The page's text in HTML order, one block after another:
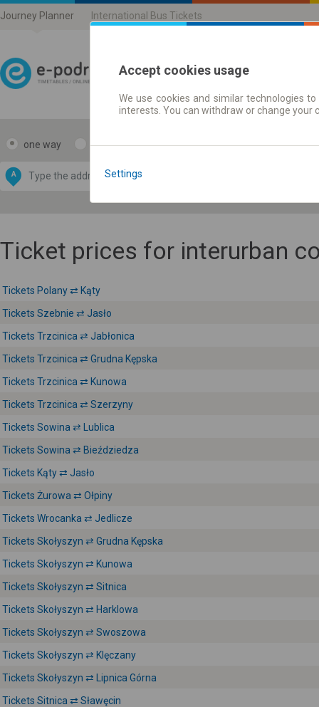
Journey Planner International Bus Tickets
Journey planner |
one way return
A
by
OpenStreetMap
Ticket prices for interurban
Tickets Polany ⇄ Kąty
Tickets Szebnie ⇄ Jasło
Tickets Trzcinica ⇄ Jabłonica
Tickets Trzcinica ⇄ Grudna Kępska
Tickets Trzcinica ⇄ Kunowa
Tickets Trzcinica ⇄ Szerzyny
Tickets Sowina ⇄ Lublica
Tickets Sowina ⇄ Bieździedza
Tickets Kąty ⇄ Jasło
Tickets Żurowa ⇄ Ołpiny
Tickets Wrocanka ⇄ Jedlicze
Tickets Skołyszyn ⇄ Grudna Kępska
Tickets Skołyszyn ⇄ Kunowa
Tickets Skołyszyn ⇄ Sitnica
Tickets Skołyszyn ⇄ Harklowa
Tickets Skołyszyn ⇄ Swoszowa
Tickets Skołyszyn ⇄ Klęczany
Tickets Skołyszyn ⇄ Lipnica Górna
Tickets Sitnica ⇄ Sławęcin
Accept cookies usage
We use cookies and similar technologies
interests. You can withdraw or change
Settings